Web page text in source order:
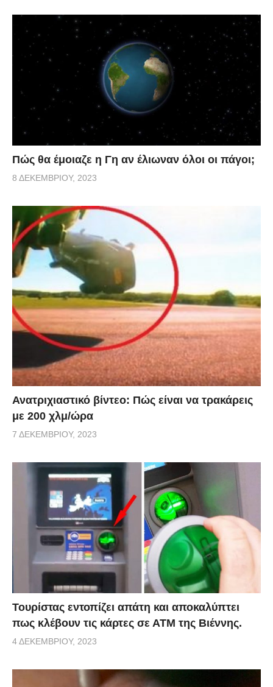
Πώς θα έμοιαζε η Γη αν έλιωναν όλοι οι πάγοι;
8 ΔΕΚΕΜΒΡΊΟΥ, 2023
Ανατριχιαστικό βίντεο: Πώς είναι να τρακάρεις
με 200 χλμ/ώρα
7 ΔΕΚΕΜΒΡΊΟΥ, 2023
Τουρίστας εντοπίζει απάτη και αποκαλύπτει
πως κλέβουν τις κάρτες σε ΑΤΜ της Βιέννης.
4 ΔΕΚΕΜΒΡΊΟΥ, 2023